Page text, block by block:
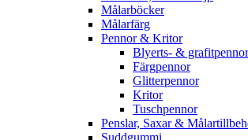
Målarböcker
Målarfärg
Pennor & Kritor
Blyerts- & grafitpennor
Färgpennor
Glitterpennor
Kritor
Tuschpennor
Penslar, Saxar &